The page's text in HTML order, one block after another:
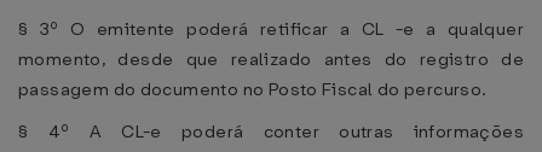
§ 3º O emitente poderá retificar a CL -e a qualquer
momento, desde que realizado antes do registro de
passagem do documento no Posto Fiscal do percurso.
§ 4º A CL-e poderá conter outras informações